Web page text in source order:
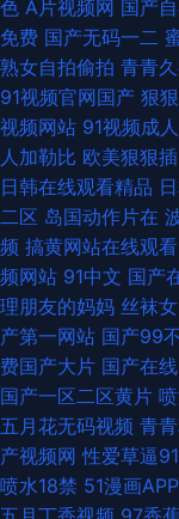
色 A片视频网 国产
免费 国产无码一二
熟女自拍偷拍 青青
91视频官网国产 狠
视频网站 91视频成
人加勒比 欧美狠狠插
日韩在线观看精品
二区 岛国动作片在
频 搞黄网站在线观看
频网站 91中文 国产
理朋友的妈妈 丝袜
产第一网站 国产99
费国产大片 国产在
国产一区二区黄片
五月花无码视频 青
产视频网 性爱草逼
喷水18禁 51漫画APP